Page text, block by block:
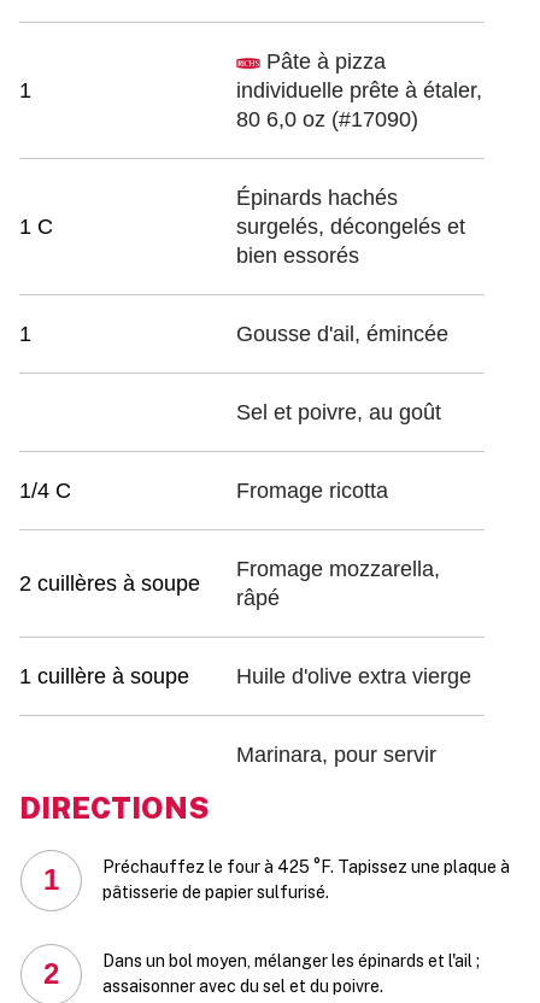
1
Pâte à pizza
individuelle prête à étaler,
80 6,0 oz (#17090)
1 C
Épinards hachés
surgelés, décongelés et
bien essorés
1 Gousse d'ail, émincée
Sel et poivre, au goût
1/4 C Fromage ricotta
2 cuillères à soupe
Fromage mozzarella,
râpé
1 cuillère à soupe Huile d'olive extra vierge
Marinara, pour servir
DIRECTIONS
1
Préchauffez le four à 425 °F. Tapissez une plaque à
pâtisserie de papier sulfurisé.
2
Dans un bol moyen, mélanger les épinards et l'ail ;
assaisonner avec du sel et du poivre.